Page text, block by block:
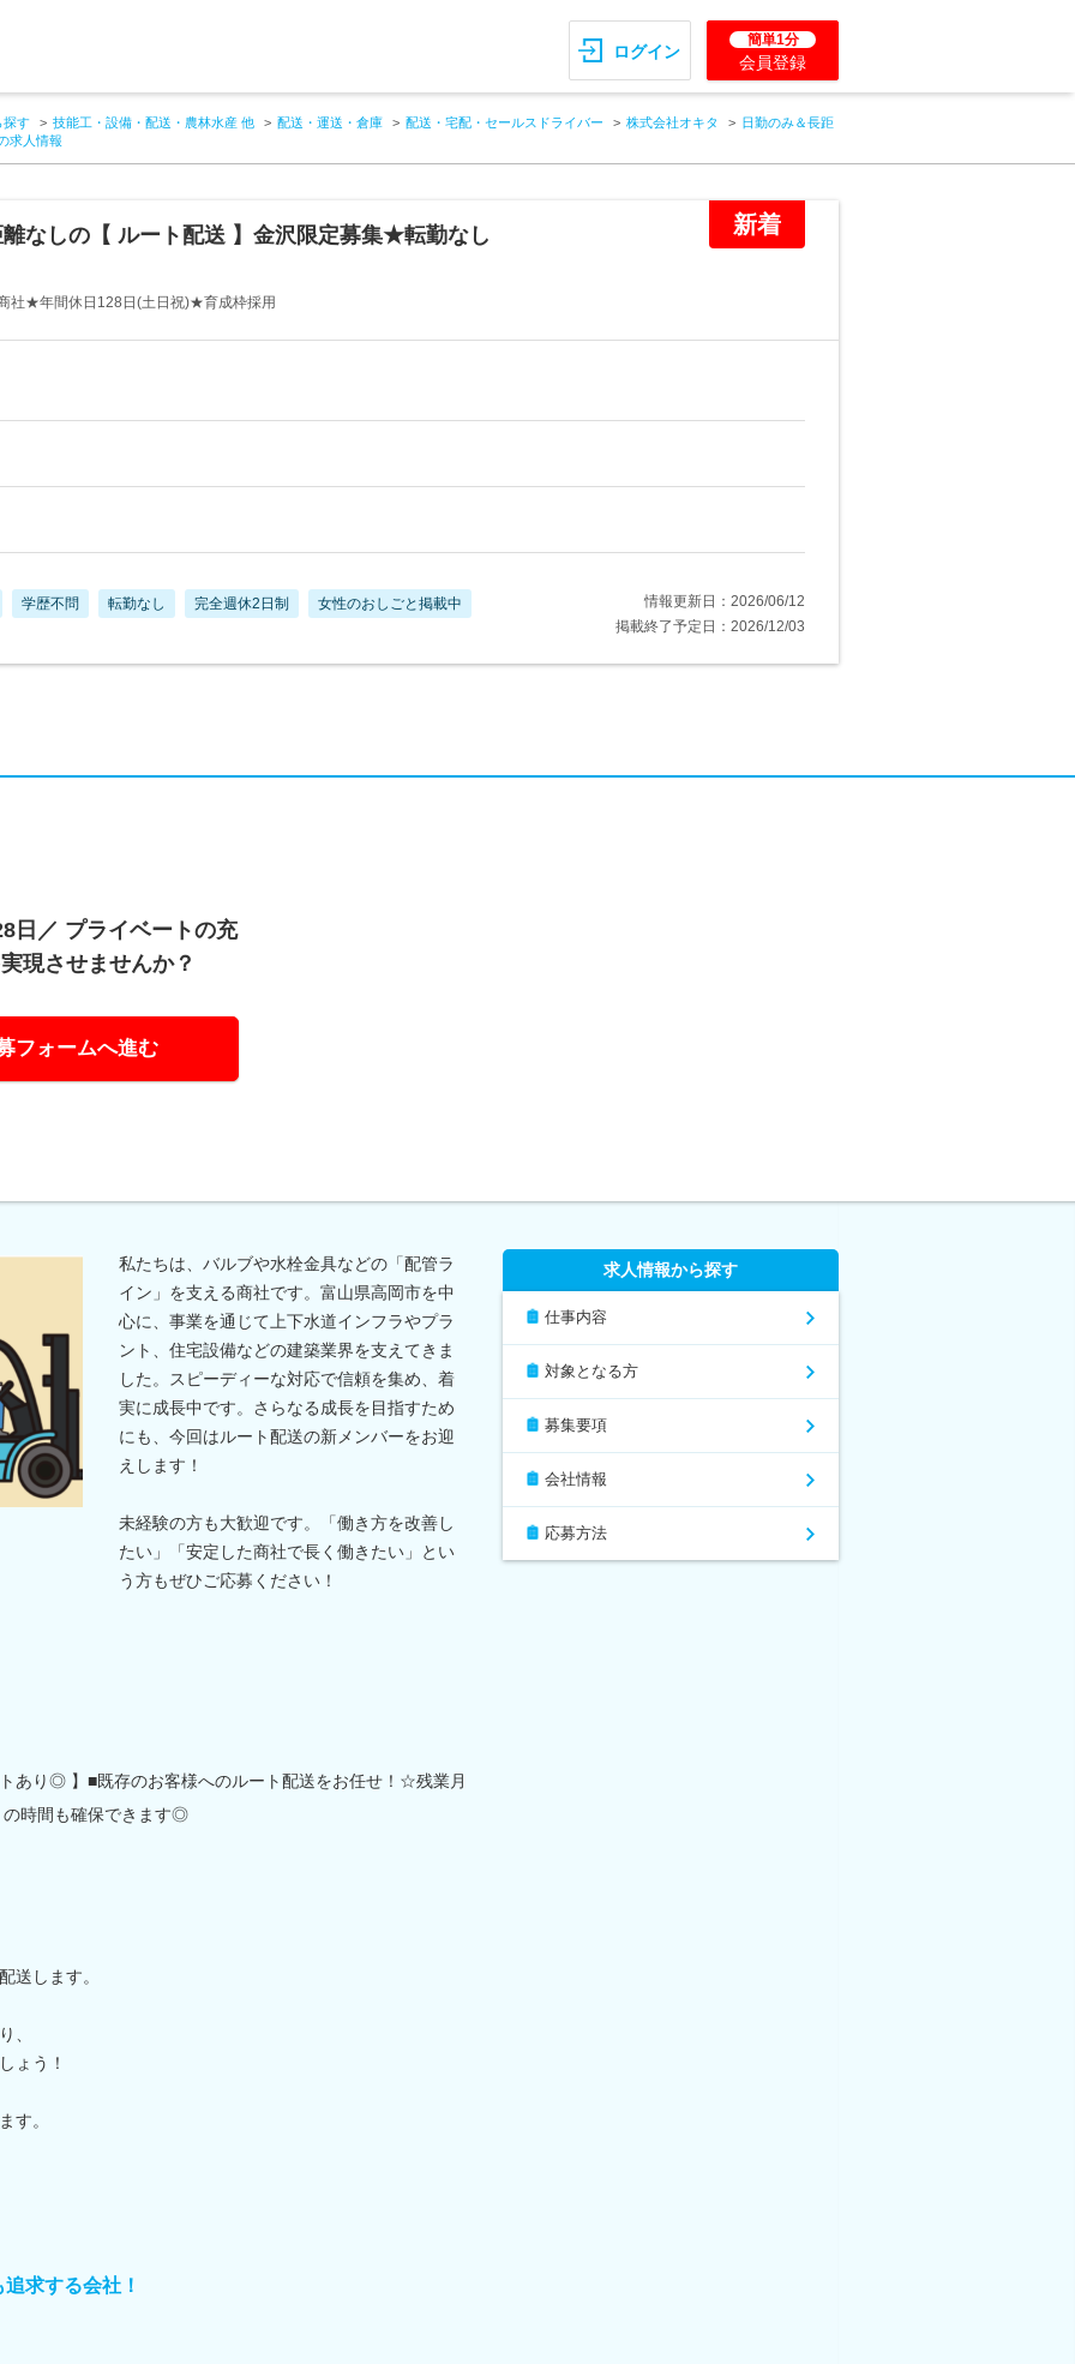
ログイン
簡単1分
会員登録
探す 技能工・設備・配送・農林水産 他 配送・運送・倉庫 配送・宅配・セールスドライバー 株式会社オキタ
日勤のみ＆長距
求人情報
新着
なしの【 ルート配送 】金沢限定募集★転勤なし
社★年間休日128日(土日祝)★育成枠採用
学歴不問 転勤なし 完全週休2日制 女性のおしごと掲載中
情報更新日：2026/06/12
掲載終了予定日：2026/12/03
日／ プライベートの充
現させませんか？
フォームへ進む
私たちは、バルブや水栓金具などの「配管ラ
イン」を支える商社です。富山県高岡市を中
心に、事業を通じて上下水道インフラやプラ
ント、住宅設備などの建築業界を支えてきま
した。スピーディーな対応で信頼を集め、着
実に成長中です。さらなる成長を目指すため
にも、今回はルート配送の新メンバーをお迎
えします！
未経験の方も大歓迎です。「働き方を改善し
たい」「安定した商社で長く働きたい」とい
う方もぜひご応募ください！
あり◎ 】■既存のお客様へのルート配送をお任せ！☆残業月
時間も確保できます◎
送します。
、
ょう！
す。
求する会社！
求人情報から探す
仕事内容
対象となる方
募集要項
会社情報
応募方法